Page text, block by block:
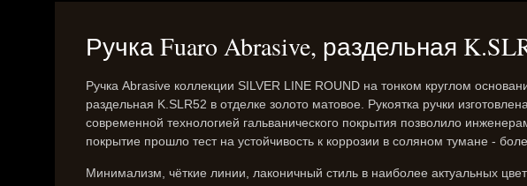
Ручка Fuaro Abrasive, раздельная
Ручка Abrasive коллекции SILVER LINE ROUND на тонком круглом
раздельная K.SLR52 в отделке золото матовое. Рукоятка ручки
современной технологией гальванического покрытия позволило
покрытие прошло тест на устойчивость к коррозии в соляном тумане -
Минимализм, чёткие линии, лаконичный стиль в наиболее актуальных